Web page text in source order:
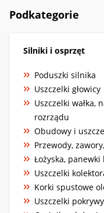
Podkategorie
Silniki i osprzęt
Poduszki silnika
Uszczelki głowicy
Uszczelki wałka,
rozrządu
Obudowy i
Przewody,
Łożyska,
Uszczelki
Korki spustowe
Uszczelki